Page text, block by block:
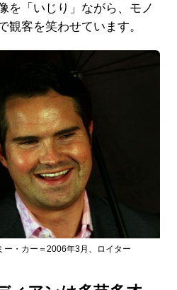
を「いじり」ながら、モノ
観客を笑わせています。
ー・カー＝2006年3月、ロイター